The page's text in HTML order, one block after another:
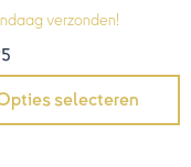
verzonden!
selecteren